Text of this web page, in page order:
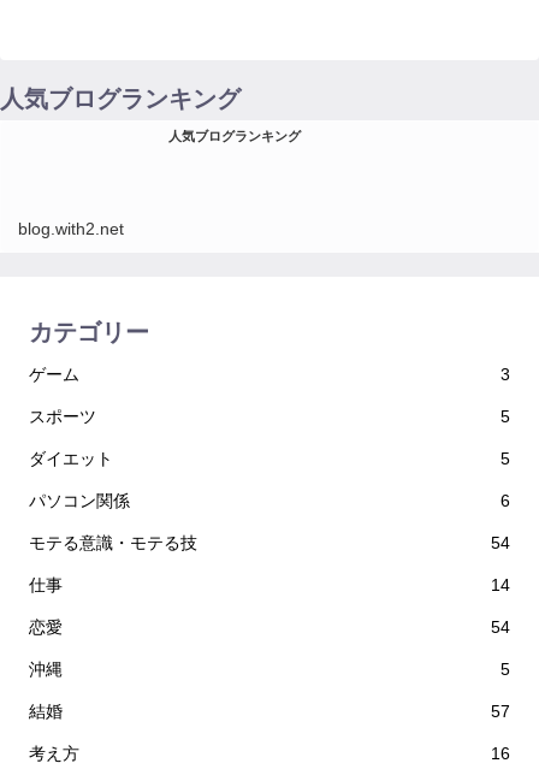
人気ブログランキング
人気ブログランキング
blog.with2.net
カテゴリー
ゲーム 3
スポーツ 5
ダイエット 5
パソコン関係 6
モテる意識・モテる技 54
仕事 14
恋愛 54
沖縄 5
結婚 57
考え方 16